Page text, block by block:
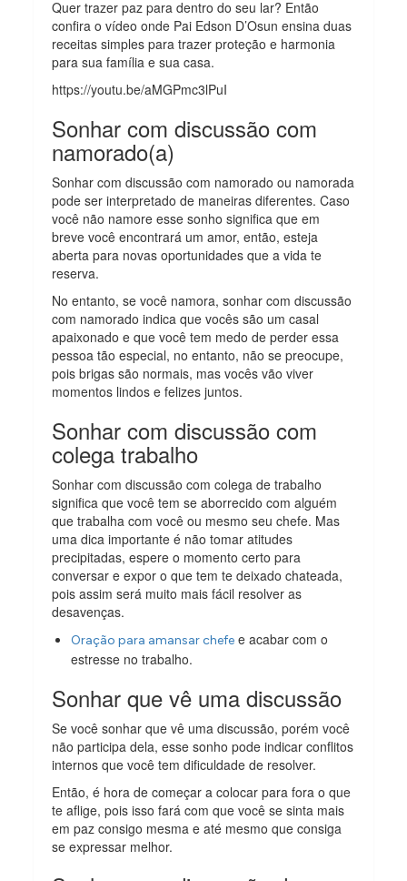
Quer trazer paz para dentro do seu lar? Então
confira o vídeo onde Pai Edson D’Osun ensina duas
receitas simples para trazer proteção e harmonia
para sua família e sua casa.
https://youtu.be/aMGPmc3lPuI
Sonhar com discussão com
namorado(a)
Sonhar com discussão com namorado ou namorada
pode ser interpretado de maneiras diferentes. Caso
você não namore esse sonho significa que em
breve você encontrará um amor, então, esteja
aberta para novas oportunidades que a vida te
reserva.
No entanto, se você namora, sonhar com discussão
com namorado indica que vocês são um casal
apaixonado e que você tem medo de perder essa
pessoa tão especial, no entanto, não se preocupe,
pois brigas são normais, mas vocês vão viver
momentos lindos e felizes juntos.
Sonhar com discussão com
colega trabalho
Sonhar com discussão com colega de trabalho
significa que você tem se aborrecido com alguém
que trabalha com você ou mesmo seu chefe. Mas
uma dica importante é não tomar atitudes
precipitadas, espere o momento certo para
conversar e expor o que tem te deixado chateada,
pois assim será muito mais fácil resolver as
desavenças.
Oração para amansar chefe e acabar com o
estresse no trabalho.
Sonhar que vê uma discussão
Se você sonhar que vê uma discussão, porém você
não participa dela, esse sonho pode indicar conflitos
internos que você tem dificuldade de resolver.
Então, é hora de começar a colocar para fora o que
te aflige, pois isso fará com que você se sinta mais
em paz consigo mesma e até mesmo que consiga
se expressar melhor.